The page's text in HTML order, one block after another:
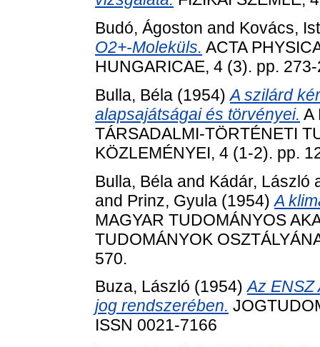
Budó, Ágoston and Kovács,
O2+-Moleküls. ACTA
HUNGARICAE, 4 (3). pp.
Bulla, Béla (1954)A szilárd
alapsajátságai és törvényei. A
TÁRSADALMI-TÖRTÉNETI
KÖZLEMÉNYEI, 4 (1-2). pp.
Bulla, Béla and Kádár, László
and Prinz, Gyula (1954)A
MAGYAR TUDOMÁNYOS
TUDOMÁNYOK
570.
Buza, László (1954)Az ENSZ
jog rendszerében.
ISSN 0021-7166